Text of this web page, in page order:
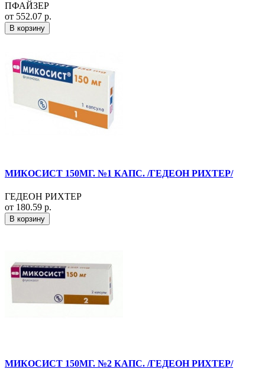
ПФАЙЗЕР
от 552.07 р.
В корзину
МИКОСИСТ 150МГ. №1 КАПС. /ГЕДЕОН РИХТЕР/
ГЕДЕОН РИХТЕР
от 180.59 р.
В корзину
МИКОСИСТ 150МГ. №2 КАПС. /ГЕДЕОН РИХТЕР/